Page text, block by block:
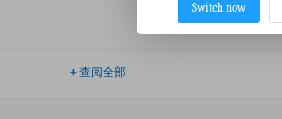
14
+ 查阅全部
Switch now